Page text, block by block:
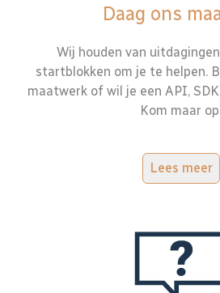
Daag ons
Wij houden van
startblokken om je te helpen.
maatwerk of wil je een API,
Kom maar
Lees meer